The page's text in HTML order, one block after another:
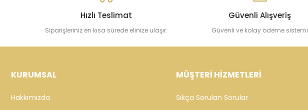
Hızlı Teslimat
Siparişleriniz en kısa sürede elinize ulaşır.
Güvenli Alışveriş
Güvenli ve kolay ödeme sistemi
KURUMSAL
Hakkımızda
MÜŞTERİ HİZMETLERİ
Sıkça Sorulan Sorular